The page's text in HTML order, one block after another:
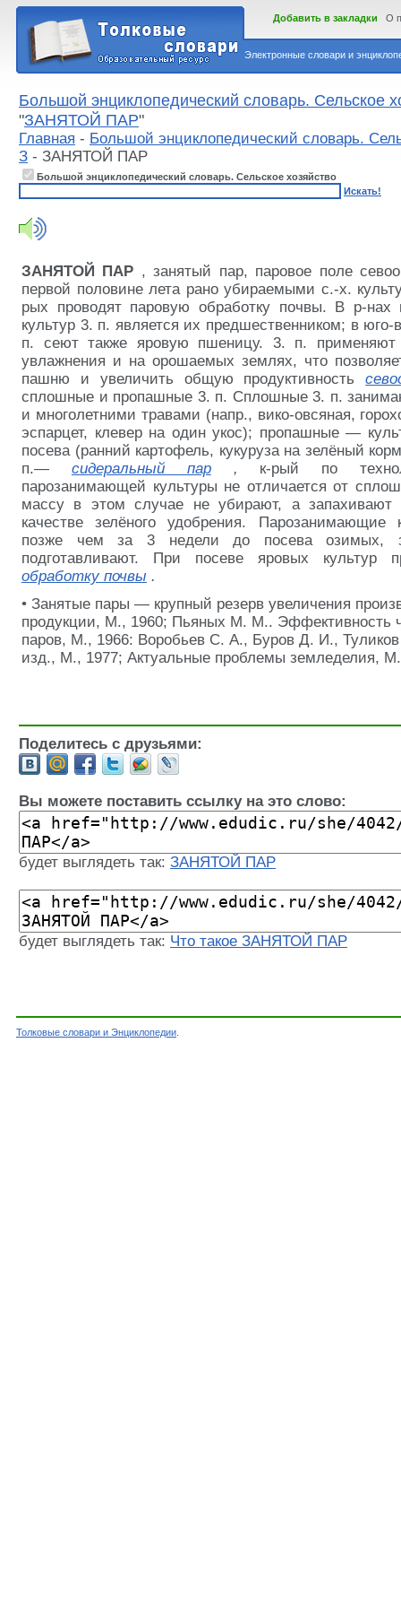
Электронные словари и
Добавить в закладки О
Большой энциклопедический словарь. Сельское
"ЗАНЯТОЙ ПАР"
Главная - Большой энциклопедический словарь.
З - ЗАНЯТОЙ ПАР
Большой энциклопедический словарь. Сельское хозяйство
Искать!
ЗАНЯТОЙ ПАР , занятый пар, паровое поле
первой половине лета рано убираемыми с.-х.
рых проводят паровую обработку почвы. В р-нах
культур 3. п. является их предшественником; в юго-
п. сеют также яровую пшеницу. 3. п. применяют
увлажнения и на орошаемых землях, что
пашню и увеличить общую продуктивность
сплошные и пропашные 3. п. Сплошные 3. п.
и многолетними травами (напр., вико-овсяная,
эспарцет, клевер на один укос); пропашные —
посева (ранний картофель, кукуруза на зелёный
п.— сидеральный пар , к-рый по
парозанимающей культуры не отличается от
массу в этом случае не убирают, а запахивают
качестве зелёногоудобрения. Парозанимающие
позже чем за 3 недели до посева озимых,
подготавливают. При посеве яровых культур
обработку почвы .
• Занятые пары — крупный резерв увеличения
продукции, М., 1960; Пьяных М. М.. Эффективность
паров, М., 1966: Воробьев С. А., Буров Д. И.,
изд., М., 1977; Актуальные проблемы земледелия,
Поделитесь с друзьями:
Вы можете поставить ссылку на это слово:
будет выглядеть так: ЗАНЯТОЙ ПАР
будет выглядеть так: Что такое ЗАНЯТОЙ ПАР
Толковые словари и Энциклопедии